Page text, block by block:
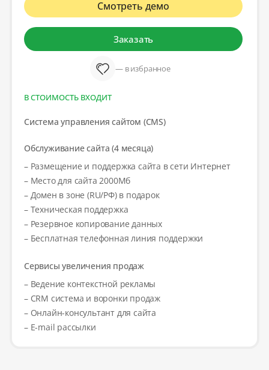
Смотреть демо
Заказать
— в избранное
В СТОИМОСТЬ ВХОДИТ
Система управления сайтом (CMS)
Обслуживание сайта (4 месяца)
– Размещение и поддержка сайта в сети Интернет
– Место для сайта 2000Мб
– Домен в зоне (RU/РФ) в подарок
– Техническая поддержка
– Резервное копирование данных
– Бесплатная телефонная линия поддержки
Сервисы увеличения продаж
– Ведение контекстной рекламы
– CRM система и воронки продаж
– Онлайн-консультант для сайта
– E-mail рассылки